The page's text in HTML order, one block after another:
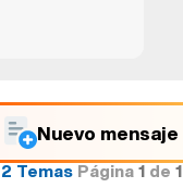
Nuevo mensaje
2 TemasPágina1de1